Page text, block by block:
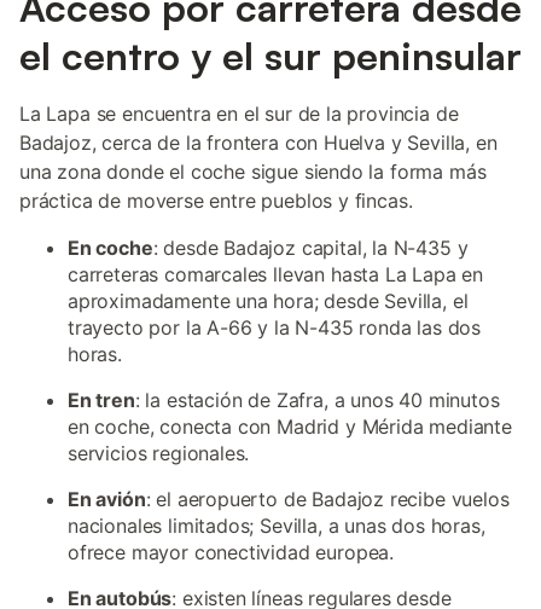
el centro y el sur peninsular
La Lapa se encuentra en el sur de la provincia de
Badajoz, cerca de la frontera con Huelva y Sevilla, en
una zona donde el coche sigue siendo la forma más
práctica de moverse entre pueblos y fincas.
En coche: desde Badajoz capital, la N-435 y
carreteras comarcales llevan hasta La Lapa en
aproximadamente una hora; desde Sevilla, el
trayecto por la A-66 y la N-435 ronda las dos
horas.
En tren: la estación de Zafra, a unos 40 minutos
en coche, conecta con Madrid y Mérida mediante
servicios regionales.
En avión: el aeropuerto de Badajoz recibe vuelos
nacionales limitados; Sevilla, a unas dos horas,
ofrece mayor conectividad europea.
En autobús: existen líneas regulares desde